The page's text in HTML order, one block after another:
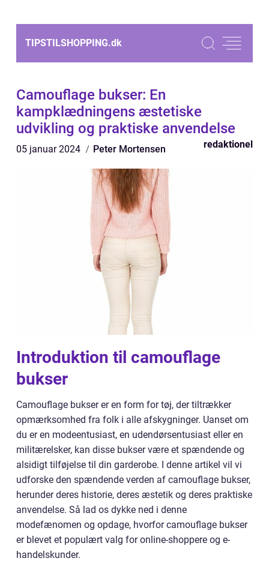
TIPSTILSHOPPING.dk
Camouflage bukser: En
kampklædningens æstetiske
udvikling og praktiske anvendelse
05 januar 2024 Peter Mortensen redaktionel
Introduktion til camouflage
bukser
Camouflage bukser er en form for tøj, der tiltrækker
opmærksomhed fra folk i alle afskygninger. Uanset om
du er en modeentusiast, en udendørsentusiast eller en
militærelsker, kan disse bukser være et spændende og
alsidigt tilføjelse til din garderobe. I denne artikel vil vi
udforske den spændende verden af camouflage bukser,
herunder deres historie, deres æstetik og deres praktiske
anvendelse. Så lad os dykke ned i denne
modefænomen og opdage, hvorfor camouflage bukser
er blevet et populært valg for online-shoppere og e-
handelskunder.